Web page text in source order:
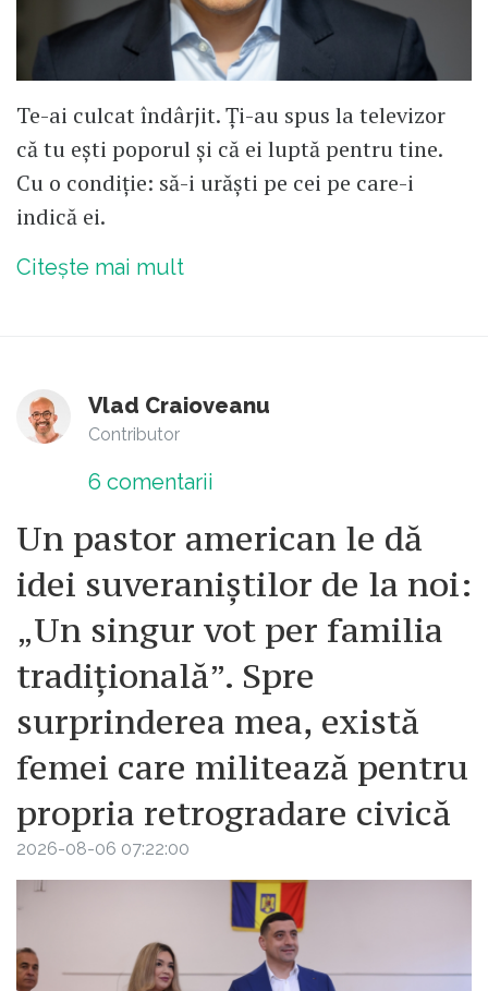
Te-ai culcat îndârjit. Ți-au spus la televizor
că tu ești poporul și că ei luptă pentru tine.
Cu o condiție: să-i urăști pe cei pe care-i
indică ei.
Citește mai mult
Vlad Craioveanu
Contributor
6 comentarii
Un pastor american le dă
idei suveraniștilor de la noi:
„Un singur vot per familia
tradițională”. Spre
surprinderea mea, există
femei care militează pentru
propria retrogradare civică
2026-08-06 07:22:00